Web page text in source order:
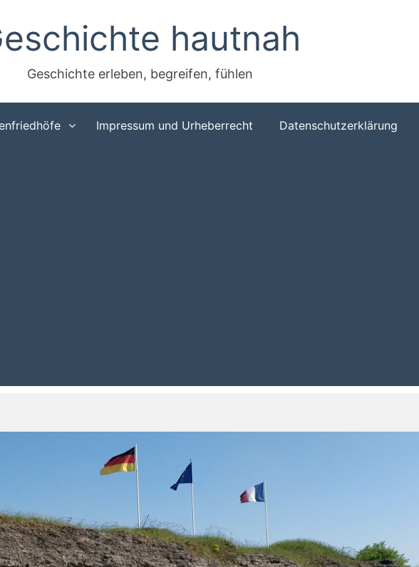
hautnah
Geschichte erleben, begreifen, fühlen
Impressum und Urheberrecht Datenschutzerklärung